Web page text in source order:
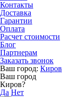
Контакты
Доставка
Гарантии
Оплата
Расчет стоимости
Блог
Партнерам
Заказать звонок
Ваш город: Киров
Ваш город
Киров?
Да Нет